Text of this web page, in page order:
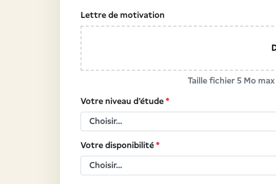
Lettre de motivation
Taille fichier 5 Mo
Votre niveau d'étude *
Votre disponibilité *